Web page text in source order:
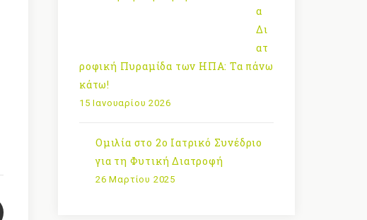
α
Δι
ατ
ροφική Πυραμίδα των ΗΠΑ: Τα πάνω
κάτω!
15 Ιανουαρίου 2026
Ομιλία στο 2ο Ιατρικό Συνέδριο
για τη Φυτική Διατροφή
26 Μαρτίου 2025